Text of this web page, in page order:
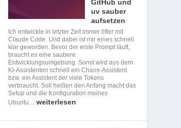
GitHub und
uv sauber
aufsetzen
Ich entwickle in letzter Zeit immer öfter mit
Claude Code. Und dabei ist mir eines schnell
klar geworden. Bevor der erste Prompt läuft,
braucht es eine saubere
Entwicklungsumgebung. Sonst wird aus dem
KI-Assistenten schnell ein Chaos-Assistent
bzw. ein Assistent der viele Tokens
verbraucht. Soll heißen den Anfang macht das
Setup und die Konfiguration meines
Ubuntu…weiterlesen